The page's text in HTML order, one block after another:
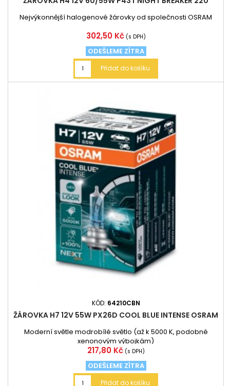
Nejvýkonnější halogenové žárovky od společnosti OSRAM
Cena
302,50 Kč (s DPH)
ODEŠLEME ZÍTRA
Přidat do košíku
KÓD: 64210CBN
ŽÁROVKA H7 12V 55W PX26D COOL BLUE INTENSE OSRAM
Moderní světle modrobílé světlo (až k 5000 K, podobné
xenonovým výbojkám)
Cena
217,80 Kč (s DPH)
ODEŠLEME ZÍTRA
Přidat do košíku